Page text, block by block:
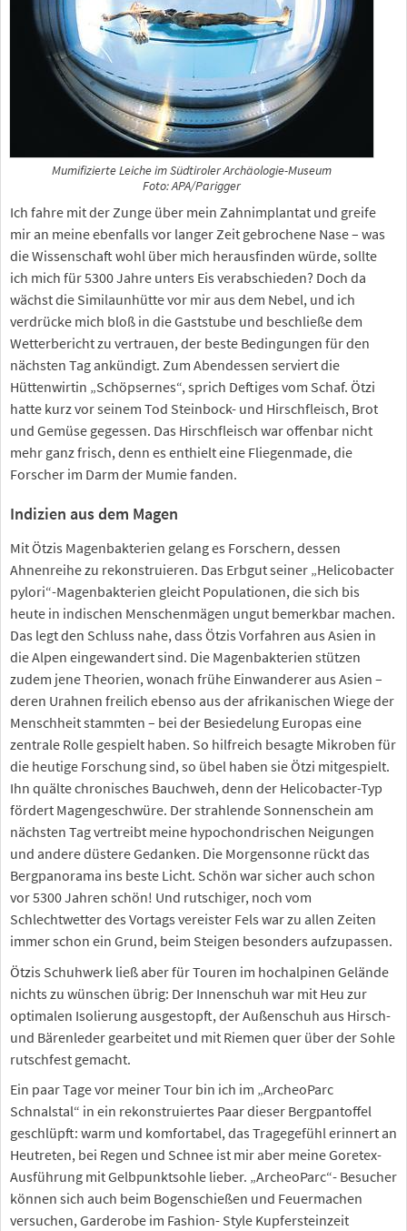
Mumifizierte Leiche im Südtiroler Archäologie-Museum
Foto: APA/Parigger
Ich fahre mit der Zunge über mein Zahnimplantat und greife
mir an meine ebenfalls vor langer Zeit gebrochene Nase – was
die Wissenschaft wohl über mich herausfinden würde, sollte
ich mich für 5300 Jahre unters Eis verabschieden? Doch da
wächst die Similaunhütte vor mir aus dem Nebel, und ich
verdrücke mich bloß in die Gaststube und beschließe dem
Wetterbericht zu vertrauen, der beste Bedingungen für den
nächsten Tag ankündigt. Zum Abendessen serviert die
Hüttenwirtin „Schöpsernes“, sprich Deftiges vom Schaf. Ötzi
hatte kurz vor seinem Tod Steinbock- und Hirschfleisch, Brot
und Gemüse gegessen. Das Hirschfleisch war offenbar nicht
mehr ganz frisch, denn es enthielt eine Fliegenmade, die
Forscher im Darm der Mumie fanden.
Indizien aus dem Magen
Mit Ötzis Magenbakterien gelang es Forschern, dessen
Ahnenreihe zu rekonstruieren. Das Erbgut seiner „Helicobacter
pylori“-Magenbakterien gleicht Populationen, die sich bis
heute in indischen Menschenmägen ungut bemerkbar machen.
Das legt den Schluss nahe, dass Ötzis Vorfahren aus Asien in
die Alpen eingewandert sind. Die Magenbakterien stützen
zudem jene Theorien, wonach frühe Einwanderer aus Asien –
deren Urahnen freilich ebenso aus der afrikanischen Wiege der
Menschheit stammten – bei der Besiedelung Europas eine
zentrale Rolle gespielt haben. So hilfreich besagte Mikroben für
die heutige Forschung sind, so übel haben sie Ötzi mitgespielt.
Ihn quälte chronisches Bauchweh, denn der Helicobacter-Typ
fördert Magengeschwüre. Der strahlende Sonnenschein am
nächsten Tag vertreibt meine hypochondrischen Neigungen
und andere düstere Gedanken. Die Morgensonne rückt das
Bergpanorama ins beste Licht. Schön war sicher auch schon
vor 5300 Jahren schön! Und rutschiger, noch vom
Schlechtwetter des Vortags vereister Fels war zu allen Zeiten
immer schon ein Grund, beim Steigen besonders aufzupassen.
Ötzis Schuhwerk ließ aber für Touren im hochalpinen Gelände
nichts zu wünschen übrig: Der Innenschuh war mit Heu zur
optimalen Isolierung ausgestopft, der Außenschuh aus Hirsch-
und Bärenleder gearbeitet und mit Riemen quer über der Sohle
rutschfest gemacht.
Ein paar Tage vor meiner Tour bin ich im „ArcheoParc
Schnalstal“ in ein rekonstruiertes Paar dieser Bergpantoffel
geschlüpft: warm und komfortabel, das Tragegefühl erinnert an
Heutreten, bei Regen und Schnee ist mir aber meine Goretex-
Ausführung mit Gelbpunktsohle lieber. „ArcheoParc“- Besucher
können sich auch beim Bogenschießen und Feuermachen
versuchen, Garderobe im Fashion- Style Kupfersteinzeit